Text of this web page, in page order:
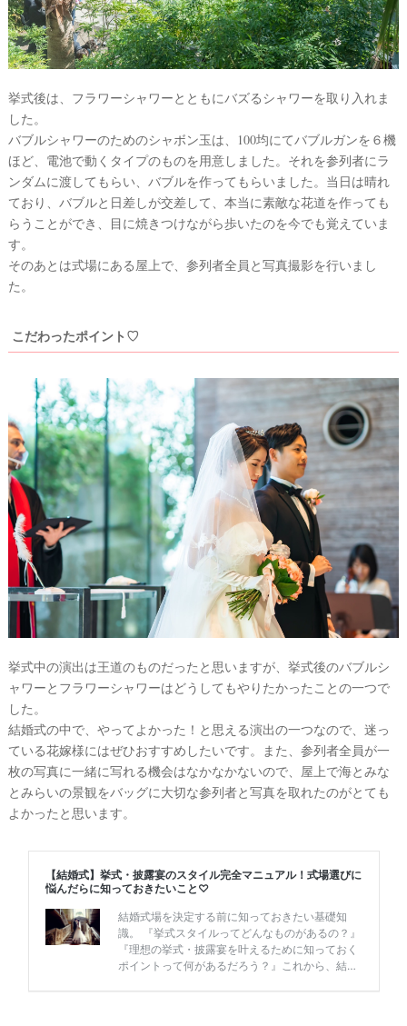
挙式後は、フラワーシャワーとともにバズるシャワーを取り入れま
した。
バブルシャワーのためのシャボン玉は、100均にてバブルガンを６機
ほど、電池で動くタイプのものを用意しました。それを参列者にラ
ンダムに渡してもらい、バブルを作ってもらいました。当日は晴れ
ており、バブルと日差しが交差して、本当に素敵な花道を作っても
らうことができ、目に焼きつけながら歩いたのを今でも覚えていま
す。
そのあとは式場にある屋上で、参列者全員と写真撮影を行いまし
た。
こだわったポイント♡
挙式中の演出は王道のものだったと思いますが、挙式後のバブルシ
ャワーとフラワーシャワーはどうしてもやりたかったことの一つで
した。
結婚式の中で、やってよかった！と思える演出の一つなので、迷っ
ている花嫁様にはぜひおすすめしたいです。また、参列者全員が一
枚の写真に一緒に写れる機会はなかなかないので、屋上で海とみな
とみらいの景観をバッグに大切な参列者と写真を取れたのがとても
よかったと思います。